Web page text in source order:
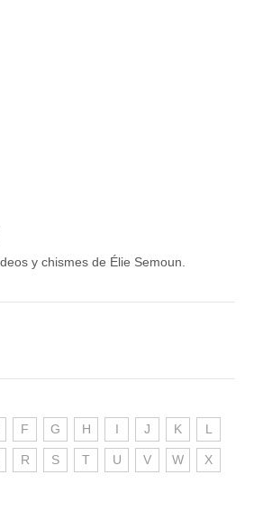
y chismes de Élie Semoun.
F G H I J K L
R S T U V W X